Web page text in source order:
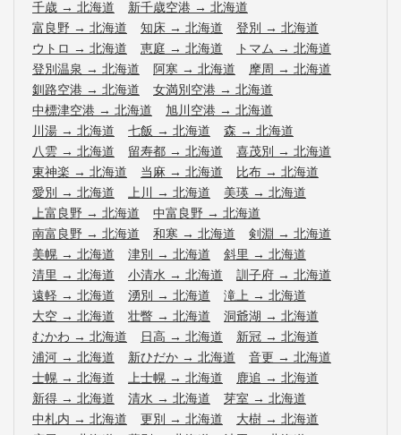
千歳 → 北海道 新千歳空港 → 北海道
富良野 → 北海道 知床 → 北海道 登別 → 北海道
ウトロ → 北海道 恵庭 → 北海道 トマム → 北海道
登別温泉 → 北海道 阿寒 → 北海道 摩周 → 北海道
釧路空港 → 北海道 女満別空港 → 北海道
中標津空港 → 北海道 旭川空港 → 北海道
川湯 → 北海道 七飯 → 北海道 森 → 北海道
八雲 → 北海道 留寿都 → 北海道 喜茂別 → 北海道
東神楽 → 北海道 当麻 → 北海道 比布 → 北海道
愛別 → 北海道 上川 → 北海道 美瑛 → 北海道
上富良野 → 北海道 中富良野 → 北海道
南富良野 → 北海道 和寒 → 北海道 剣淵 → 北海道
美幌 → 北海道 津別 → 北海道 斜里 → 北海道
清里 → 北海道 小清水 → 北海道 訓子府 → 北海道
遠軽 → 北海道 湧別 → 北海道 滝上 → 北海道
大空 → 北海道 壮瞥 → 北海道 洞爺湖 → 北海道
むかわ → 北海道 日高 → 北海道 新冠 → 北海道
浦河 → 北海道 新ひだか → 北海道 音更 → 北海道
士幌 → 北海道 上士幌 → 北海道 鹿追 → 北海道
新得 → 北海道 清水 → 北海道 芽室 → 北海道
中札内 → 北海道 更別 → 北海道 大樹 → 北海道